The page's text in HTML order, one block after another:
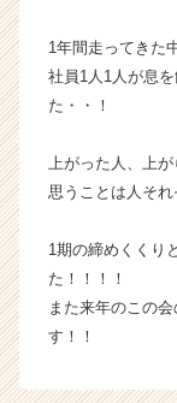
1年間走ってきた
社員1人1人が息
た・・！
上がった人、上が
思うことは人それ
1期の締めくくり
た！！！！
また来年のこの
す！！